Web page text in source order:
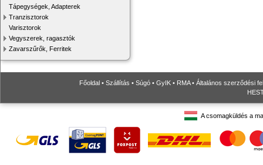
Tápegységek, Adapterek
Tranzisztorok
Varisztorok
Vegyszerek, ragasztók
Zavarszűrők, Ferritek
Főoldal • Szállítás • Súgó • GyIK • RMA• Általános szerződési
A csomagküldés a